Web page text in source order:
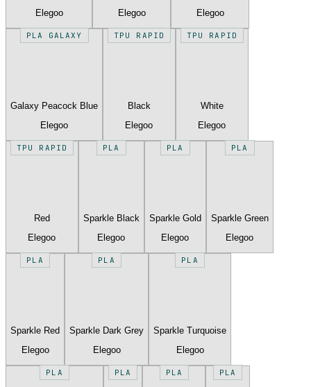
Elegoo
Elegoo
Elegoo
PLA GALAXY
Galaxy Peacock Blue
Elegoo
TPU RAPID
Black
Elegoo
TPU RAPID
White
Elegoo
TPU RAPID
Red
Elegoo
PLA
Sparkle Black
Elegoo
PLA
Sparkle Gold
Elegoo
PLA
Sparkle Green
Elegoo
PLA
Sparkle Red
Elegoo
PLA
Sparkle Dark Grey
Elegoo
PLA
Sparkle Turquoise
Elegoo
PLA PLA PLA PLA